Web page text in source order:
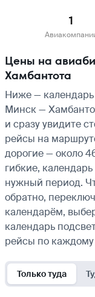
1
Цены на
Хамбантота
Ниже —
Минск —
и сразу увидите
рейсы на
дорогие — около
гибкие,
нужный период.
обратно,
календарём,
календарь
рейсы по
Только туда